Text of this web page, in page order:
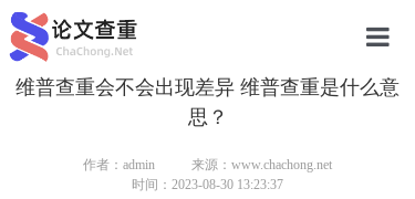
网站首页
维普查重会不会出现差异 维普查重是什么意
思？
作者：admin
来源：www.chachong.net
时间：2023-08-30 13:23:37